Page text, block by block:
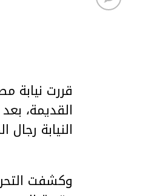
قررت نیابة
النیابة
وكشفت